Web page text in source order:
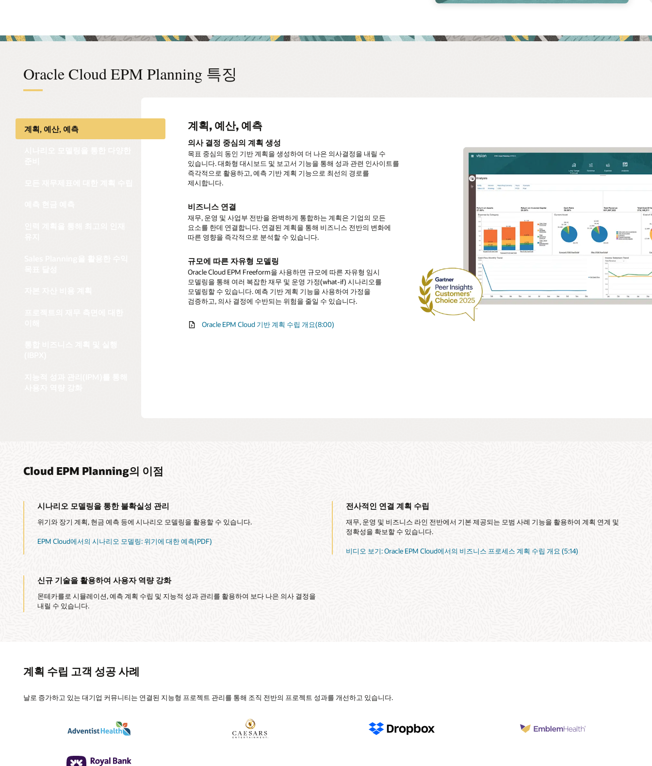
Oracle Cloud EPM Planning 특징
계획, 예산, 예측 계획, 예산, 예측
의사 결정 중심의 계획 생성
목표 중심의 동인 기반 계획을 생성하여 더 나은 의사결정을 내릴 수
있습니다. 대화형 대시보드 및 보고서 기능을 통해 성과 관련 인사이트를
즉각적으로 활용하고, 예측 기반 계획 기능으로 최선의 경로를
제시합니다.
비즈니스 연결
재무, 운영 및 사업부 전반을 완벽하게 통합하는 계획은 기업의 모든
요소를 한데 연결합니다. 연결된 계획을 통해 비즈니스 전반의 변화에
따른 영향을 즉각적으로 분석할 수 있습니다.
규모에 따른 자유형 모델링
Oracle Cloud EPM Freeform을 사용하면 규모에 따른 자유형 임시
모델링을 통해 여러 복잡한 재무 및 운영 가정(what-if) 시나리오를
모델링할 수 있습니다. 예측 기반 계획 기능을 사용하여 가정을
검증하고, 의사 결정에 수반되는 위험을 줄일 수 있습니다.
Oracle EPM Cloud 기반 계획 수립 개요(8:00)
시나리오 모델링을 통한 다양한 준비
정교한 재무 인텔리전스 적용
재무 인텔리전스 및 기타 강력한 내장 기능을 활용하여 다양한
시나리오를 신속하게 모델링함으로써 변화를 신속하게 처리합니다.
Monte Carlo 시뮬레이션으로 의사결정 지원
보다 정확한 결정을 내릴 수 있습니다.
계획과 전략의 연계
운영 계획에 적용하기 전에 순이익, 대차대조표, 현금 흐름 및 주주 가치
자본 구조 최적화
다양한 자금 조달 옵션을 모델링하고 전략이 신용 등급 및 자본 구조에
미칠 영향을 파악합니다.
시나리오 계획을 통해 앞으로 나아가기
모든 재무제표에 대한 계획 수립
매출 계획 최적화
기업의 비즈니스와 관련된 특정 동인과 관련된 차원을 추가함으로써
매출, 판매 및 총 마진을 정확하게 계획할 수 있습니다.
모든 비용에 대한 계획 수립
사전 구축된 통합을 통해 인력 및 자본 계획의 비용을 포함합니다.
대차대조표 분석
대차대조표를 손익 계산서 및 현금 흐름과 완벽히 통합하여 전체 재무
현금 흐름 모델링
단기, 중기 및 장기 기간 동안 완전히 통합된 현금 흐름 계획을 통해
운영에서 현금을 모델링합니다.
재무 개요(3:58)
예측 현금 예측
자동화된 현금 관리
현금, 미수금, 미지급금, 급여, 세금, 외부 은행 데이터 등 모든 관련
데이터 스트림의 수집을 자동화합니다. 기업의 현금 포지션에 대한
포괄적이고 신뢰도 높은 단일 뷰를 확보할 수 있습니다.
예측 알고리즘을 활용하여 일일 또는 주간 현금 예측을 자동으로
생성하고 현금 흐름을 최적화함으로써 현금 예측의 속도 및 정확성을
개선할 수 있습니다. 향상된 자동화 기능과 보다 자주 제공되는 현금
예측 업데이트를 통해 문제 및 기회를 더욱 빠르게 포착합니다.
더욱 신속한 대응
예측 기반 현금 예측(predictive cash forecasting)은 보다 신속한 대응을
가능케 합니다. 현금 예측 및 시나리오 계획을 통해 기업 전반의
이해관계자들을 조정하여 다음 단계를 결정하고, 운영 및 전략적 차원의
시정 조치를 보다 빠르게 취할 수 있습니다.
예측 기반 현금 예측 혁신 가이드 읽어보기(PDF)
인력 계획을 통해 최고의 인재 유지
보상 비용에 대한 계획 수립
바로 사용할 수 있는 동인 기반 계획을 사용하여 비즈니스에 적합하도록
직원, 직무 코드 또는 세부 수준으로 보상 관련 비용을 계획합니다.
재무와 HR의 연계
Cloud HCM(Human Capital Management)과의 사전 구축된 통합 및
기타 타사 클라우드 HCM 솔루션과의 통합으로 HR과 더 많은 협업이
가능합니다.
사용이 간편한 계획 수립 마법사로 복리후생, 세금 비용 등의 복잡한
직원 비용 계산을 관리할 수 있습니다.
인력 개요(3:50)
(PDF)
Sales Planning을 활용한 수익 목표 달성
성공을 위한 할당량 최적화
강력한 AI에 기반한 예측적 계획 수립, 유연한 모델링, 분석 등의 기능을
통해 시장 및 영업 지역 범위를 최적화해 주는 데이터 기반 할당량
계획을 수립할 수 있습니다.
데이터 기반 영업 및 프로모션 계획 기능을 활용하여 보다 정확한 주요
고객 계획을 수립하고, 적절한 프로모션 전략을 개발하고, 협업을
촉진하고, what-if 시나리오 분석을 수행합니다.
Collaborative Sales Forecasting은 영업 파이프라인 데이터 및 재무
데이터를 기반으로 AI의 예측 결과 및 영업 약정 내역을 통합 분석하여
정확한 주간, 월간 또는 상시 판매 예측 데이터를 제공해 줍니다.
Ventana Revenue Performance Management 보고서 읽어보기
Oracle Cloud EPM Sales Planning 더 알아보기(PDF)
자본 자산 비용 계획
자본 투자의 전체 수명 주기 추적
투자 및 임대 자산에 대한 현금 흐름 및 자금 조달 계획을 생성합니다.
또한 새 고정 자산을 계획하고 자산의 수명 중 감가상각 및 상각에 바로
사용할 수 있는 계산의 이점을 활용할 수 있습니다.
복구 및 보험 등의 자산 관련 비용을 간편하게 모델링합니다. 폐기, 이전
및 개선과 같은 프로세스를 자동화합니다.
무형 자산에 대한 계획 수립
계획을 수립합니다.
자본 비용 검토
자산 요약 보고서, 실제 차이 및 계획 차이를 포함한 전체 자본 비용 지출
분석을 가져옵니다. 자산 등급 및 비즈니스 단위별로 현금 흐름,
프로젝트의 재무 측면에 대한 이해
모든 프로젝트 유형 모델링
즉시 사용 가능한 드라이버를 사용하여 단기 및 장기 프로젝트 관련
비용을 계획합니다. 여기에는 IT, R&D, 마케팅 캠페인, 계약 기반
프로젝트 또는 건축, 엔지니어링, 전문 서비스와 같은 복잡한 프로젝트
지향적 산업 전반의 프로젝트 등이 포함됩니다.
상세한 프로젝트 비용 및 매출 계획 수립
프로젝트가 재무에 미치는 영향에 대한 이해 개별 직원, 자산 관련 비용
및 예상 매출을 계획하는 데 도움이 되는 드라이버를 사용합니다.
사전 구축된 메트릭을 사용하여 프로젝트 매출, 비용 및 현금 흐름을
추적합니다. 순현재가치, 자금 회수 및 투자 수익률과 같은 성과 지표를
활용합니다.
개요: 프로젝트 계획 수립 시작하기(4:11)
통합 비즈니스 계획 및 실행(IBPX)
계획, 실행, 재무, 운영을 하나로 연결
IoT, AI, 및 설명적 분석으로 계획을 실행하고 활동을 모니터링하여
예기치 않은 이벤트를 감지합니다. 비즈니스 목표를 유지하거나
개선하기 위해 대안적 조치를 시뮬레이션하고 평가합니다.
실시간 계획 및 실행 세부 정보를 활용하여 부정적인 추세에 더 빠르고
효과적으로 조치를 취합니다.
전체 프로세스에 걸친 통합 보기
계획을 개선할 수 있습니다.
솔루션 세부정보 보기
IPM을 통해 재무가 데이터 중심이 되도록
지원
IPM은 데이터 과학과 머신 러닝을 적용하여 재무 전문가가 더 많은
데이터를 기반으로 비즈니스의 핵심 영역에 영향을 주고, 잠재적 기회를
최대한 활용할 수 있도록 지원합니다.
재무 및 운영 데이터에서 패턴을 식별하고 활용하여 정확도를
개선합니다. 최근 실적에 대한 예측을 실행하고 이러한 실적을 계획에
반영하여 적시에 객관적인 의사 결정을 내릴 수 있습니다.
내장된 AI 및 ML(머신러닝) 기능을 통해 계획, 예측, 편차를 지속적으로
모니터링함으로써 모든 변칙, 편향, 숨겨진 상관관계에 대한 알림을 받을
수 있습니다. 발견 사항과 관련된 인사이트가 곧바로 제공되므로
사용자는 적절한 조치를 적시에 취할 수 있습니다.
인사이트 개요 시청하기(1:05)
Cloud EPM Planning의 이점
시나리오 모델링을 통한 불확실성 관리
위기와 장기 계획, 현금 예측 등에 시나리오 모델링을 활용할 수 있습니다.
EPM Cloud에서의 시나리오 모델링: 위기에 대한 예측(PDF)
전사적인 연결 계획 수립
재무, 운영 및 비즈니스 라인 전반에서 기본 제공되는 모범 사례 기능을 활용하여 계획 연계 및
정확성을 확보할 수 있습니다.
비디오 보기: Oracle EPM Cloud에서의 비즈니스 프로세스 계획 수립 개요 (5:14)
신규 기술을 활용하여 사용자 역량 강화
몬테카를로 시뮬레이션, 예측 계획 수립 및 지능적 성과 관리를 활용하여 보다 나은 의사 결정을
내릴 수 있습니다.
계획 수립 고객 성공 사례
날로 증가하고 있는 대기업 커뮤니티는 연결된 지능형 프로젝트 관리를 통해 조직 전반의 프로젝트 성과를 개선하고 있습니다.